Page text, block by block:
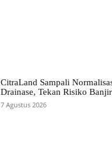
CitraLand Sampali
Drainase, Tekan Risiko Banjir
7 Agustus 2026